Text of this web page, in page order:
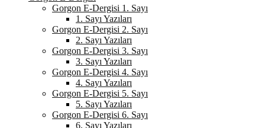
Gorgon E-Dergisi 1. Sayı
1. Sayı Yazıları
Gorgon E-Dergisi 2. Sayı
2. Sayı Yazıları
Gorgon E-Dergisi 3. Sayı
3. Sayı Yazıları
Gorgon E-Dergisi 4. Sayı
4. Sayı Yazıları
Gorgon E-Dergisi 5. Sayı
5. Sayı Yazıları
Gorgon E-Dergisi 6. Sayı
6. Sayı Yazıları